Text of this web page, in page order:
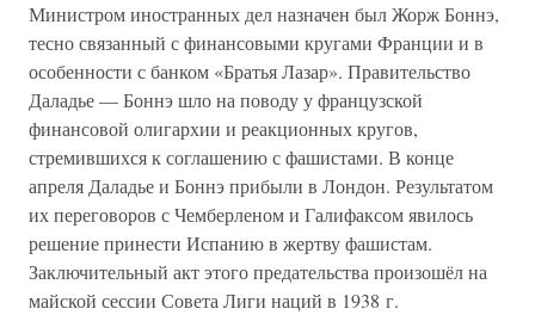
Министром иностранных дел назначен был Жорж Боннэ,
тесно связанный с финансовыми кругами Франции и в
особенности с банком «Братья Лазар». Правительство
Даладье — Боннэ шло на поводу у французской
финансовой олигархии и реакционных кругов,
стремившихся к соглашению с фашистами. В конце
апреля Даладье и Боннэ прибыли в Лондон. Результатом
их переговоров с Чемберленом и Галифаксом явилось
решение принести Испанию в жертву фашистам.
Заключительный акт этого предательства произошёл на
майской сессии Совета Лиги наций в 1938 г.